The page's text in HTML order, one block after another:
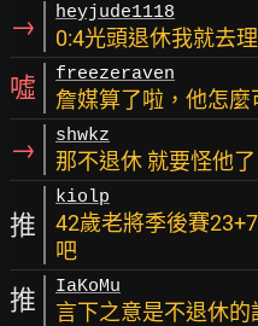
→ heyjude1118
0:4光頭退休我就去
噓 freezeraven
詹媒算了啦，他怎麼
→ shwkz
那不退休 就要怪他了
推
kiolp
42歲老將季後賽
吧
推 IaKoMu
言下之意是不退休的